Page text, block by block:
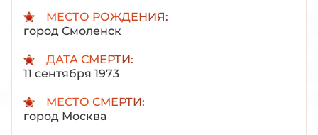
МЕСТО РОЖДЕНИЯ:
город Смоленск
ДАТА СМЕРТИ:
11 сентября 1973
МЕСТО СМЕРТИ:
город Москва